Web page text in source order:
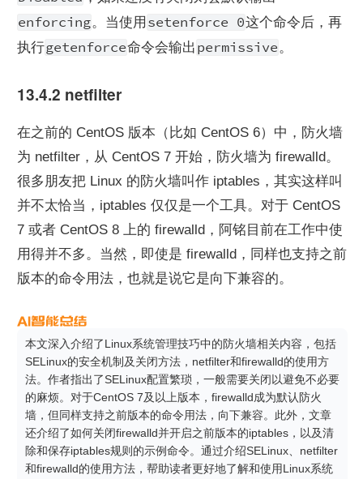
enforcing。当使用 setenforce 0这个命令后，再
执行getenforce命令会输出 permissive。
13.4.2 netfilter
在之前的 CentOS 版本（比如 CentOS 6）中，防火墙
为 netfilter，从 CentOS 7 开始，防火墙为 firewalld。
很多朋友把 Linux 的防火墙叫作 iptables，其实这样叫
并不太恰当，iptables 仅仅是一个工具。对于 CentOS
7 或者 CentOS 8 上的 firewalld，阿铭目前在工作中使
用得并不多。当然，即使是 firewalld，同样也支持之前
版本的命令用法，也就是说它是向下兼容的。
本文深入介绍了Linux系统管理技巧中的防火墙相关内容，包括
SELinux的安全机制及关闭方法，netfilter和firewalld的使用方
法。作者指出了SELinux配置繁琐，一般需要关闭以避免不必要
的麻烦。对于CentOS 7及以上版本，firewalld成为默认防火
墙，但同样支持之前版本的命令用法，向下兼容。此外，文章
还介绍了如何关闭firewalld并开启之前版本的iptables，以及清
除和保存iptables规则的示例命令。通过介绍SELinux、netfilter
和firewalld的使用方法，帮助读者更好地了解和使用Linux系统